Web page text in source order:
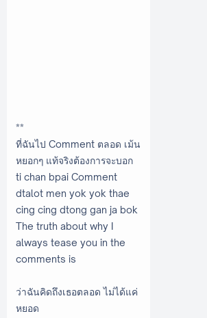
**
ที่ฉันไป Comment ตลอด เม้น
หยอกๆ แท้จริงต้องการจะบอก
ti chan bpai Comment
dtalot men yok yok thae
cing cing dtong gan ja bok
The truth about why I
always tease you in the
comments is
ว่าฉันคิดถึงเธอตลอด ไม่ได้แค่
หยอด